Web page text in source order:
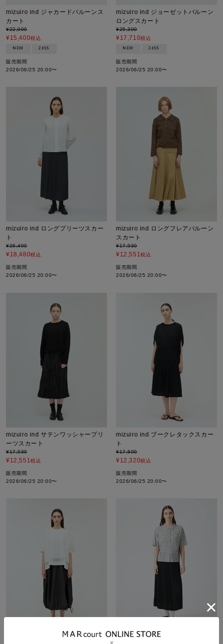
mizuiro ind ジャカードバルーンス
カート
¥22,000
¥15,400税込
NEW 26SS
販売期間
2026/06/25 20:00〜
mizuiro ind ジョーゼットバルーン
ロングスカート
¥25,300
¥17,710税込
NEW 26SS
販売期間
2026/06/25 20:00〜
mizuiro ind ロングプリーツスカー
ト
¥26,400
¥18,480税込
販売期間
2026/06/25 20:00〜
mizuiro ind ロングフレアバルーン
スカート
¥17,930
¥12,551税込
販売期間
2026/06/25 20:00〜
mizuiro ind サテンワッシャープリ
ーツスカート
¥17,930
¥12,551税込
販売期間
2026/06/25 20:00〜
mizuiro ind ブークレタックスカー
ト
¥17,600
¥12,320税込
販売期間
2026/06/25 20:00〜